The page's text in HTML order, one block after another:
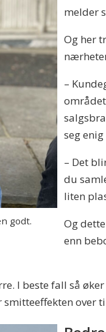
godt.
melder
Og her
–
seg enig
– Det
du
liten
Og
enn
I beste fall så
over